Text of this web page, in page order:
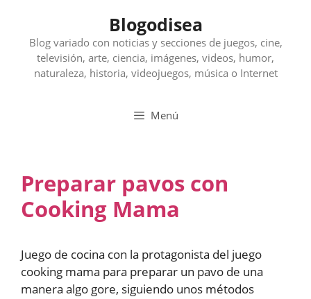
contenido
Blogodisea
Blog variado con noticias y secciones de juegos, cine,
televisión, arte, ciencia, imágenes, videos, humor,
naturaleza, historia, videojuegos, música o Internet
Menú
Preparar pavos con
Cooking Mama
Juego de cocina con la protagonista del juego
cooking mama para preparar un pavo de una
manera algo gore, siguiendo unos métodos